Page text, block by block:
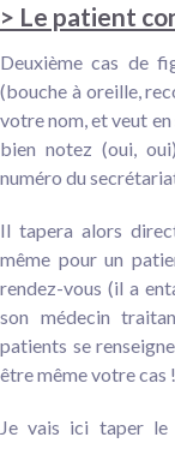
> Le patient
Deuxième cas de
(bouche à oreille,
votre nom, et veut en
bien notez (oui,
numéro du
Il tapera alors
même pour un
rendez-vous (il a
son médecin
patients se
être même votre cas !
Je vais ici taper le